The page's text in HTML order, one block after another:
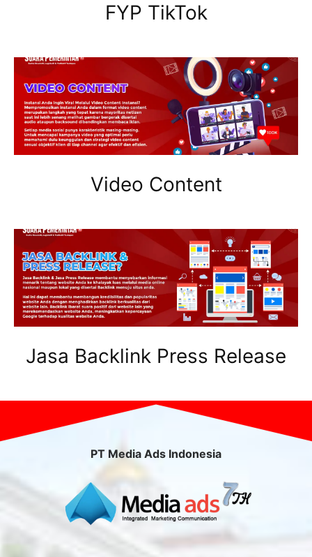
FYP TikTok
Video Content
Jasa Backlink Press Release
PT Media Ads Indonesia